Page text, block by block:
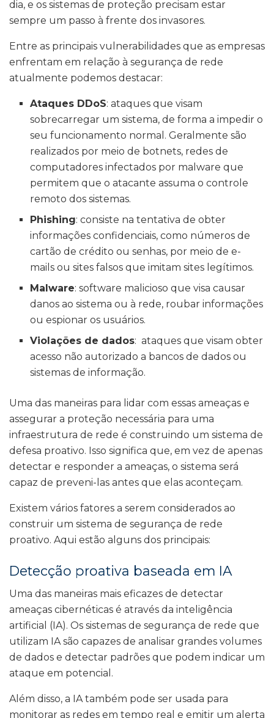
dia, e os sistemas de proteção precisam estar
sempre um passo à frente dos invasores.
Entre as principais vulnerabilidades que as empresas
enfrentam em relação à segurança de rede
atualmente podemos destacar:
Ataques DDoS: ataques que visam
sobrecarregar um sistema, de forma a impedir o
seu funcionamento normal. Geralmente são
realizados por meio de botnets, redes de
computadores infectados por malware que
permitem que o atacante assuma o controle
remoto dos sistemas.
Phishing: consiste na tentativa de obter
informações confidenciais, como números de
cartão de crédito ou senhas, por meio de e-
mails ou sites falsos que imitam sites legítimos.
Malware: software malicioso que visa causar
danos ao sistema ou à rede, roubar informações
ou espionar os usuários.
Violações de dados: ataques que visam obter
acesso não autorizado a bancos de dados ou
sistemas de informação.
Uma das maneiras para lidar com essas ameaças e
assegurar a proteção necessária para uma
infraestrutura de rede é construindo um sistema de
defesa proativo. Isso significa que, em vez de apenas
detectar e responder a ameaças, o sistema será
capaz de preveni-las antes que elas aconteçam.
Existem vários fatores a serem considerados ao
construir um sistema de segurança de rede
proativo. Aqui estão alguns dos principais:
Detecção proativa baseada em IA
Uma das maneiras mais eficazes de detectar
ameaças cibernéticas é através da inteligência
artificial (IA). Os sistemas de segurança de rede que
utilizam IA são capazes de analisar grandes volumes
de dados e detectar padrões que podem indicar um
ataque em potencial.
Além disso, a IA também pode ser usada para
monitorar as redes em tempo real e emitir um alerta